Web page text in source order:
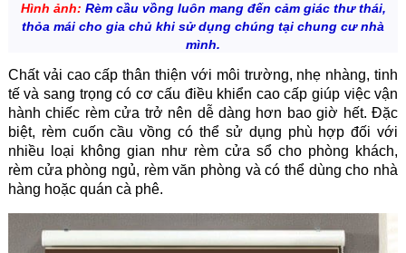
Hình ảnh: Rèm cầu vồng luôn mang đến cảm giác thư thái,
thỏa mái cho gia chủ khi sử dụng chúng tại chung cư nhà
mình.
Chất vải cao cấp thân thiện với môi trường, nhẹ nhàng, tinh
tế và sang trọng có cơ cấu điều khiển cao cấp giúp việc vận
hành chiếc rèm cửa trở nên dễ dàng hơn bao giờ hết. Đặc
biệt, rèm cuốn cầu vồng có thể sử dụng phù hợp đối với
nhiều loại không gian như rèm cửa sổ cho phòng khách,
rèm cửa phòng ngủ, rèm văn phòng và có thể dùng cho nhà
hàng hoặc quán cà phê.